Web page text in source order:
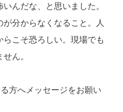
んだな、と思いました。
分からなくなること。人
こそ恐ろしい。現場でも
ん。
方へメッセージをお願い